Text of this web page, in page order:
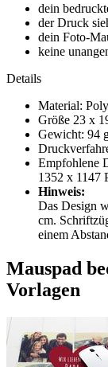
dein
der Druck
dein Foto-
keine
Details
Material:
Größe 23 x
Gewicht: 94
Empfohlene
1352 x 1147
Hinweis:
Das Design
cm.
einem
Mauspad
Vorlagen